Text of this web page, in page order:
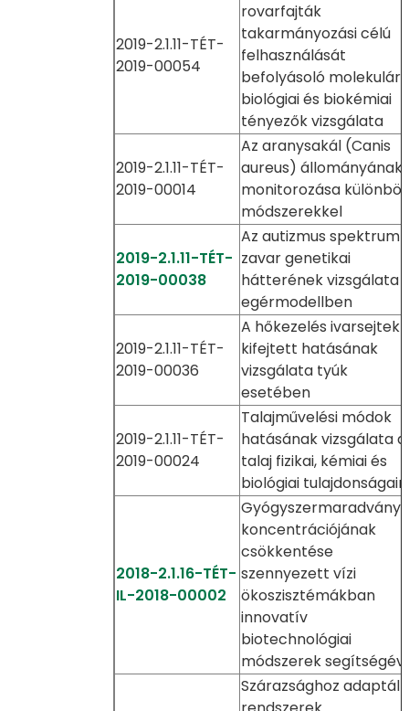
2019-2.1.11-TÉT-
2019-00054
rovarfajták
takarmányozási célú
felhasználását
befolyásoló
biológiai és biokémiai
tényezők vizsgálata
2019-2.1.11-TÉT-
2019-00014
Az aranysakál (Canis
aureus) állományának
monitorozása
módszerekkel
2019-2.1.11-TÉT-
2019-00038
Az autizmus spektrum
zavar genetikai
hátterének vizsgálata
egérmodellben
2019-2.1.11-TÉT-
2019-00036
A hőkezelés
kifejtett hatásának
vizsgálata tyúk
esetében
2019-2.1.11-TÉT-
2019-00024
Talajművelési módok
hatásának vizsgálata a
talaj fizikai, kémiai és
biológiai
2018-2.1.16-TÉT-
IL-2018-00002
koncentrációjának
csökkentése
szennyezett vízi
ökoszisztémákban
innovatív
biotechnológiai
módszerek
Szárazsághoz adaptált